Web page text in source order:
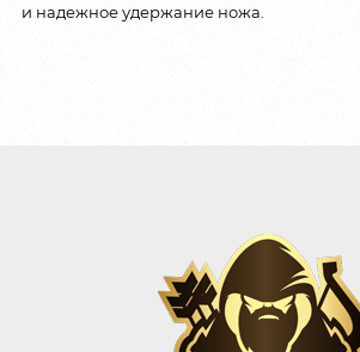
и надежное удержание ножа.